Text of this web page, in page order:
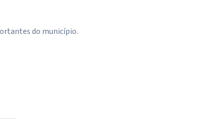
do município.